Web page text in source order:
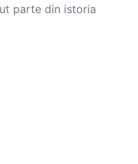
parte din istoria